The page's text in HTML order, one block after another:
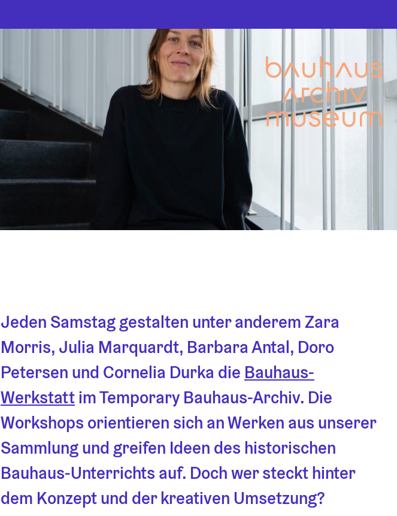
Jeden Samstag gestalten unter anderem Zara
Morris, Julia Marquardt, Barbara Antal, Doro
Petersen und Cornelia Durka die Bauhaus-
Werkstatt im Temporary Bauhaus-Archiv. Die
Workshops orientieren sich an Werken aus unserer
Sammlung und greifen Ideen des historischen
Bauhaus-Unterrichts auf. Doch wer steckt hinter
dem Konzept und der kreativen Umsetzung?